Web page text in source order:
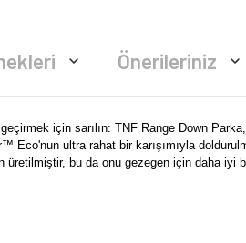
Önerileriniz
için sarılın: TNF Range Down
ultra rahat bir karışımıyla
bu da onu gezegen için daha iyi